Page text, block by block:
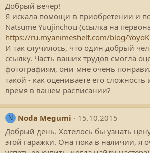
Добрый вечер!
Я искала помощи в приобретении и
Natsume Yuujinchou (ссылка на
https://ru.myanimeshelf.com/blog/
И так случилось, что один добрый
ссылку. Часть ваших трудов смогла
фотографиям, они мне очень
такой - как оцениваете его сложность
время в вашем расписании?
N Noda Megumi
15.10.2015
Добрый день. Хотелось бы узнать
этой гаражки. Она пока в наличии, я